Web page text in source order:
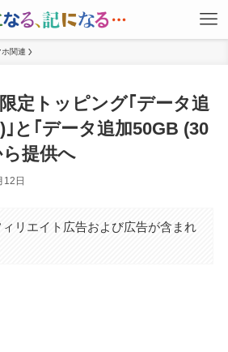
ホ関連
定トッピング｢データ追
｣と｢データ追加50GB (30
ら提供へ
12日
リエイト広告および広告が含まれ